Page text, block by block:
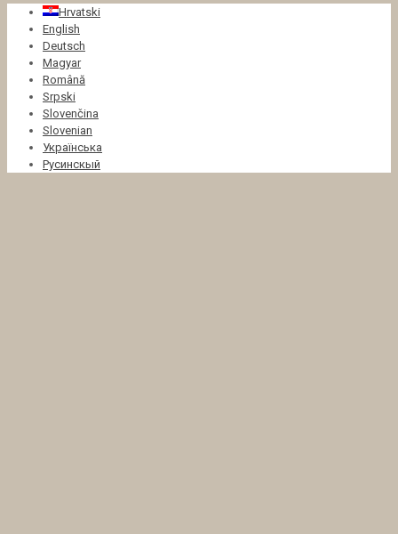
Hrvatski
English
Deutsch
Magyar
Română
Srpski
Slovenčina
Slovenian
Українська
Русинскый